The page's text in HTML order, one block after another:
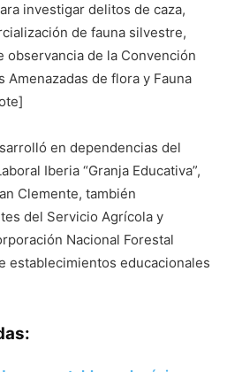
investigar delitos de caza,
de fauna silvestre,
observancia de la Convención
Amenazadas de flora y Fauna
en dependencias del
Iberia “Granja Educativa”,
Clemente, también
del Servicio Agrícola y
Nacional Forestal
establecimientos educacionales